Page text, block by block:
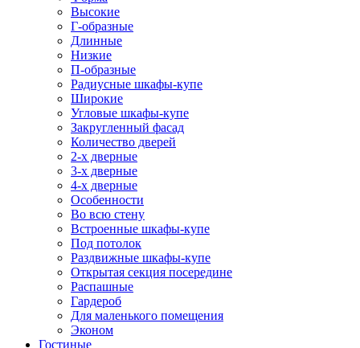
Высокие
Г-образные
Длинные
Низкие
П-образные
Радиусные шкафы-купе
Широкие
Угловые шкафы-купе
Закругленный фасад
Количество дверей
2-х дверные
3-х дверные
4-х дверные
Особенности
Во всю стену
Встроенные шкафы-купе
Под потолок
Раздвижные шкафы-купе
Открытая секция посередине
Распашные
Гардероб
Для маленького помещения
Эконом
Гостиные